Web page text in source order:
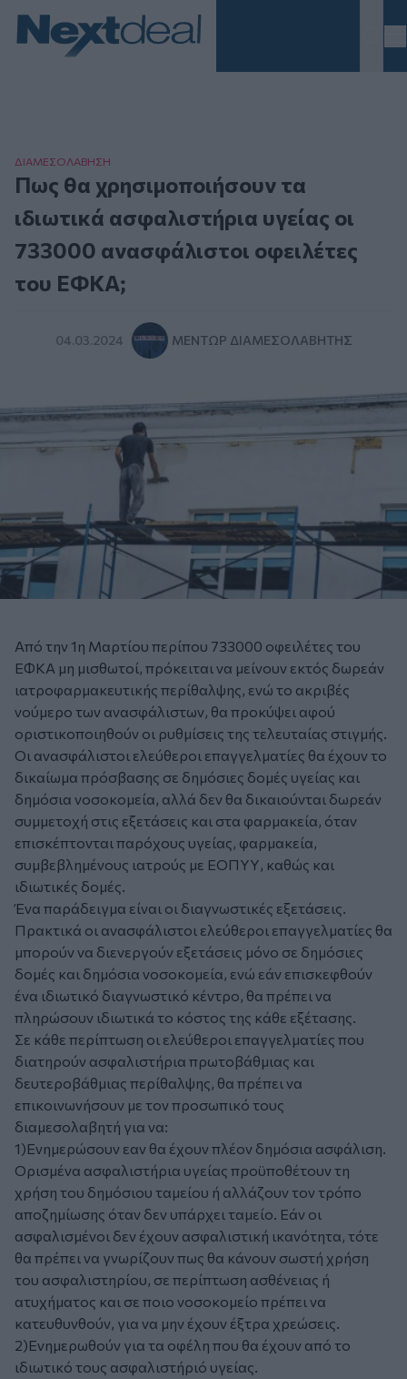
ΔΙΑΜΕΣΟΛAΒΗΣΗ
Πως θα χρησιμοποιήσουν τα
ιδιωτικά ασφαλιστήρια υγείας οι
733000 ανασφάλιστοι οφειλέτες
του ΕΦΚΑ;
04.03.2024 ΜΈΝΤΩΡ ΔΙΑΜΕΣΟΛΑΒΗΤΉΣ
Από την 1η Μαρτίου περίπου 733000 οφειλέτες του
ΕΦΚΑ μη μισθωτοί, πρόκειται να μείνουν εκτός δωρεάν
ιατροφαρμακευτικής περίθαλψης, ενώ το ακριβές
νούμερο των ανασφάλιστων, θα προκύψει αφού
οριστικοποιηθούν οι ρυθμίσεις της τελευταίας στιγμής.
Οι ανασφάλιστοι ελεύθεροι επαγγελματίες θα έχουν το
δικαίωμα πρόσβασης σε δημόσιες δομές υγείας και
δημόσια νοσοκομεία, αλλά δεν θα δικαιούνται δωρεάν
συμμετοχή στις εξετάσεις και στα φαρμακεία, όταν
επισκέπτονται παρόχους υγείας, φαρμακεία,
συμβεβλημένους ιατρούς με ΕΟΠΥΥ, καθώς και
ιδιωτικές δομές.
Ένα παράδειγμα είναι οι διαγνωστικές εξετάσεις.
Πρακτικά οι ανασφάλιστοι ελεύθεροι επαγγελματίες θα
μπορούν να διενεργούν εξετάσεις μόνο σε δημόσιες
δομές και δημόσια νοσοκομεία, ενώ εάν επισκεφθούν
ένα ιδιωτικό διαγνωστικό κέντρο, θα πρέπει να
πληρώσουν ιδιωτικά το κόστος της κάθε εξέτασης.
Σε κάθε περίπτωση οι ελεύθεροι επαγγελματίες που
διατηρούν ασφαλιστήρια πρωτοβάθμιας και
δευτεροβάθμιας περίθαλψης, θα πρέπει να
επικοινωνήσουν με τον προσωπικό τους
διαμεσολαβητή για να:
1)Ενημερώσουν εαν θα έχουν πλέον δημόσια ασφάλιση.
Ορισμένα ασφαλιστήρια υγείας προϋποθέτουν τη
χρήση του δημόσιου ταμείου ή αλλάζουν τον τρόπο
αποζημίωσης όταν δεν υπάρχει ταμείο. Εάν οι
ασφαλισμένοι δεν έχουν ασφαλιστική ικανότητα, τότε
θα πρέπει να γνωρίζουν πως θα κάνουν σωστή χρήση
του ασφαλιστηρίου, σε περίπτωση ασθένειας ή
ατυχήματος και σε ποιο νοσοκομείο πρέπει να
κατευθυνθούν, για να μην έχουν έξτρα χρεώσεις.
2)Ενημερωθούν για τα οφέλη που θα έχουν από το
ιδιωτικό τους ασφαλιστήριό υγείας.